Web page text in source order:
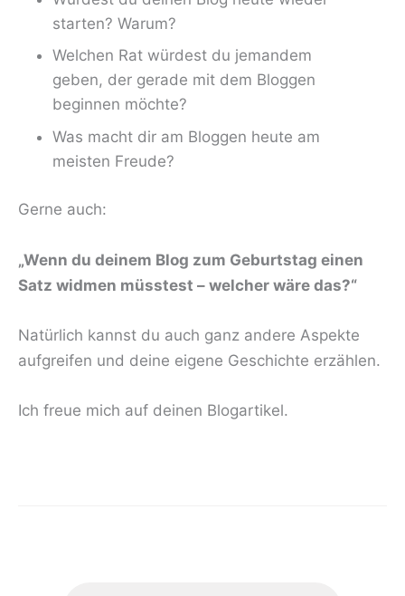
starten? Warum?
Welchen Rat würdest du jemandem
geben, der gerade mit dem Bloggen
beginnen möchte?
Was macht dir am Bloggen heute am
meisten Freude?
Gerne auch:
„Wenn du deinem Blog zum Geburtstag einen
Satz widmen müsstest – welcher wäre das?“
Natürlich kannst du auch ganz andere Aspekte
aufgreifen und deine eigene Geschichte erzählen.
Ich freue mich auf deinen Blogartikel.